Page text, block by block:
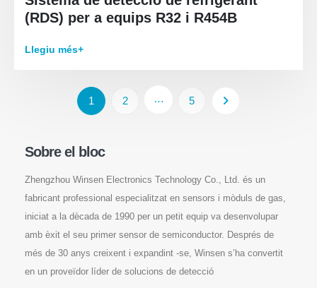
(RDS) per a equips R32 i R454B
Llegiu més+
1 2 … 5
Sobre el bloc
Zhengzhou Winsen Electronics Technology Co., Ltd. és un
fabricant professional especialitzat en sensors i mòduls de gas,
iniciat a la dècada de 1990 per un petit equip va desenvolupar
amb èxit el seu primer sensor de semiconductor. Després de
més de 30 anys creixent i expandint -se, Winsen s’ha convertit
en un proveïdor líder de solucions de detecció